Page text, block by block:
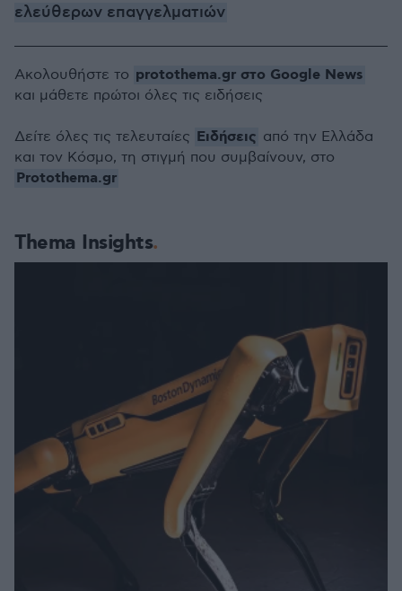
ελεύθερων επαγγελματιών
Thema Insights
Ακολουθήστε το protothema.gr στο Google News
και μάθετε πρώτοι όλες τις ειδήσεις
Δείτε όλες τις τελευταίες Ειδήσεις από την Ελλάδα
και τον Κόσμο, τη στιγμή που συμβαίνουν, στο
Protothema.gr